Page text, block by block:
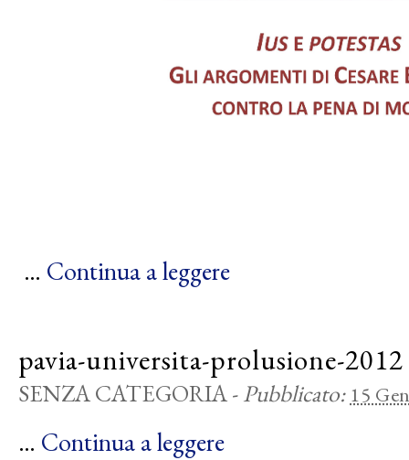
… Continua a leggere
pavia-universita-prolusione-2012
SENZA CATEGORIA-Pubblicato: 15
… Continua a leggere